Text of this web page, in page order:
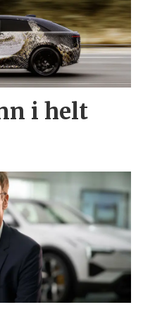
i helt